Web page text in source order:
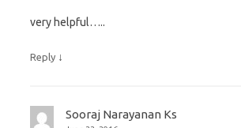
very helpful…..
Reply ↓
Sooraj Narayanan Ks